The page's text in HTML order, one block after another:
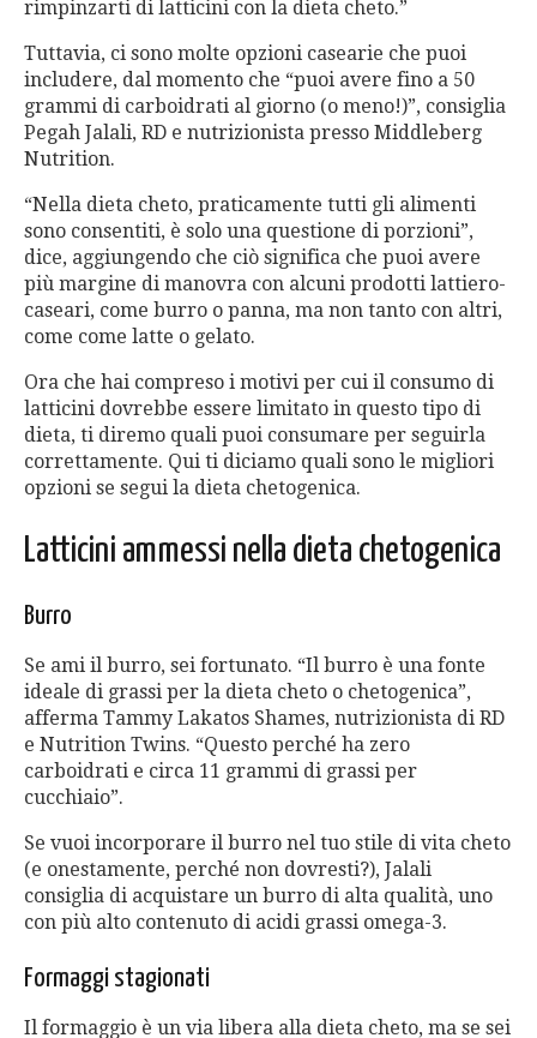
rimpinzarti di latticini con la dieta cheto.”
Tuttavia, ci sono molte opzioni casearie che puoi
includere, dal momento che “puoi avere fino a 50
grammi di carboidrati al giorno (o meno!)”, consiglia
Pegah Jalali, RD e nutrizionista presso Middleberg
Nutrition.
“Nella dieta cheto, praticamente tutti gli alimenti
sono consentiti, è solo una questione di porzioni”,
dice, aggiungendo che ciò significa che puoi avere
più margine di manovra con alcuni prodotti lattiero-
caseari, come burro o panna, ma non tanto con altri,
come come latte o gelato.
Ora che hai compreso i motivi per cui il consumo di
latticini dovrebbe essere limitato in questo tipo di
dieta, ti diremo quali puoi consumare per seguirla
correttamente. Qui ti diciamo quali sono le migliori
opzioni se segui la dieta chetogenica.
Latticini ammessi nella dieta chetogenica
Burro
Se ami il burro, sei fortunato. “Il burro è una fonte
ideale di grassi per la dieta cheto o chetogenica”,
afferma Tammy Lakatos Shames, nutrizionista di RD
e Nutrition Twins. “Questo perché ha zero
carboidrati e circa 11 grammi di grassi per
cucchiaio”.
Se vuoi incorporare il burro nel tuo stile di vita cheto
(e onestamente, perché non dovresti?), Jalali
consiglia di acquistare un burro di alta qualità, uno
con più alto contenuto di acidi grassi omega-3.
Formaggi stagionati
Il formaggio è un via libera alla dieta cheto, ma se sei